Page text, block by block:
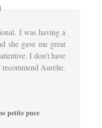
I was having a
she gave me great
I don’t have
Aurélie.
petite puce